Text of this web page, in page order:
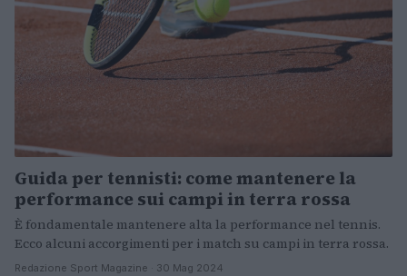
Guida per tennisti: come mantenere la
performance sui campi in terra rossa
È fondamentale mantenere alta la performance nel tennis.
Ecco alcuni accorgimenti per i match su campi in terra rossa.
Redazione Sport Magazine · 30 Mag 2024